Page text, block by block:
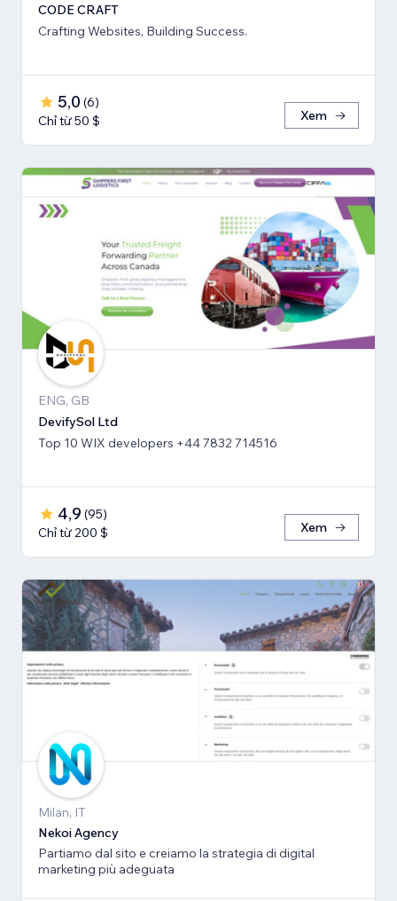
CODE CRAFT
Crafting Websites, Building Success.
5,0 (6)
Chỉ từ 50 $
Xem
ENG, GB
DevifySol Ltd
Top 10 WIX developers +44 7832 714516
4,9 (95)
Chỉ từ 200 $
Xem
Milan, IT
Nekoi Agency
Partiamo dal sito e creiamo la strategia di digital
marketing più adeguata